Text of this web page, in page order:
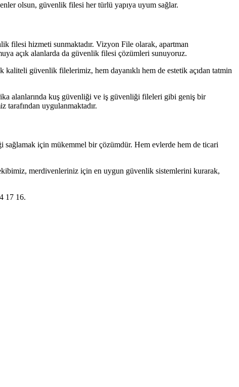
olsun, güvenlik filesi her türlü yapıya uyum sağlar.
filesi hizmeti sunmaktadır. Vizyon File olarak, apartman
açık alanlarda da güvenlik filesi çözümleri sunuyoruz.
güvenlik filelerimiz, hem dayanıklı hem de estetik açıdan tatmin
alanlarında kuş güvenliği ve iş güvenliği fileleri gibi geniş bir
tarafından uygulanmaktadır.
sağlamak için mükemmel bir çözümdür. Hem evlerde hem de ticari
merdivenleriniz için en uygun güvenlik sistemlerini kurarak,
17 16.